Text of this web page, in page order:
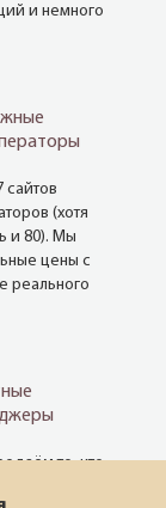
и немного
сайтов
(хотя
и 80). Мы
цены с
реального
то, что